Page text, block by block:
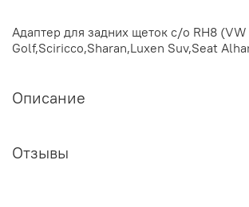
Адаптер для задних щеток с/о RH8 (VW
Golf,Sciricco,Sharan,Luxen Suv,Seat
Описание
Отзывы